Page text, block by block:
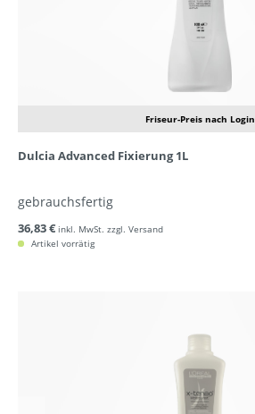
Friseur-Preis nach Login
Dulcia Advanced Fixierung 1L
gebrauchsfertig
36,83 € inkl. MwSt. zzgl. Versand
Artikel vorrätig